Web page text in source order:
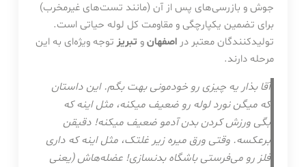
جوش و بازرسی‌های پس از آن (مانند تست‌های غیرمخرب)
برای تضمین یکپارچگی و مقاومت کل لوله حیاتی است.
تولیدکنندگان معتبر در اصفهانو تبریزتوجه ویژه‌ای به این
مرحله دارند.
آقا بذار یه چیزی رو خودمونی بهت بگم. این داستان
که میگن نورد لوله رو ضعیف میکنه، مثل اینه که
بگی ورزش کردن بدن آدمو ضعیف میکنه! دقیقن
برعکسه. وقتی ورق میره زیر غلتک، مثل اینه که داری
فلز رو می‌فرستی باشگاه بدنسازی! عضله‌هاش (یعنی